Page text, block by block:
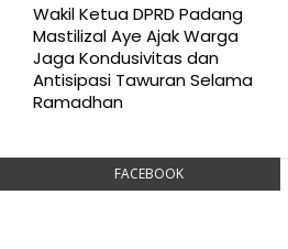
Wakil Ketua DPRD Padang
Mastilizal Aye Ajak Warga
Jaga Kondusivitas dan
Antisipasi Tawuran Selama
Ramadhan
FACEBOOK